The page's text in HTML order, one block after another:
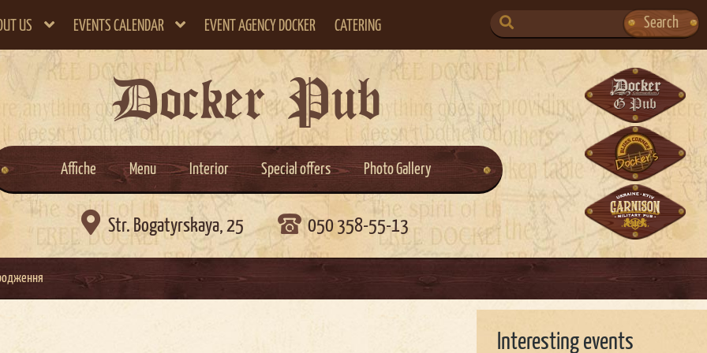
US EVENTS CALENDAR EVENT AGENCY DOCKER CATERING
SEARCH
FOR:
Search
Docker Pub
Affiche Menu Interior Special offers Photo Gallery
 Str. Bogatyrskaya, 25 050 358-55-13
Interesting events